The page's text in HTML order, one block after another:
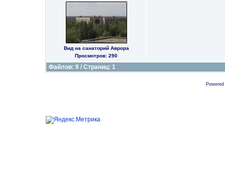
Вид на санаторий Аврора
Просмотров: 290
Файлов: 9 / Страниц: 1